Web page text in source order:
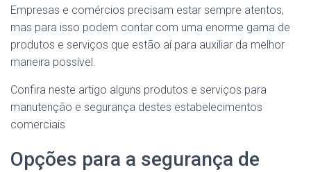
Empresas e comércios precisam estar sempre atentos,
mas para isso podem contar com uma enorme gama de
produtos e serviços que estão aí para auxiliar da melhor
maneira possível.
Confira neste artigo alguns produtos e serviços para
manutenção e segurança destes estabelecimentos
comerciais
Opções para a segurança de